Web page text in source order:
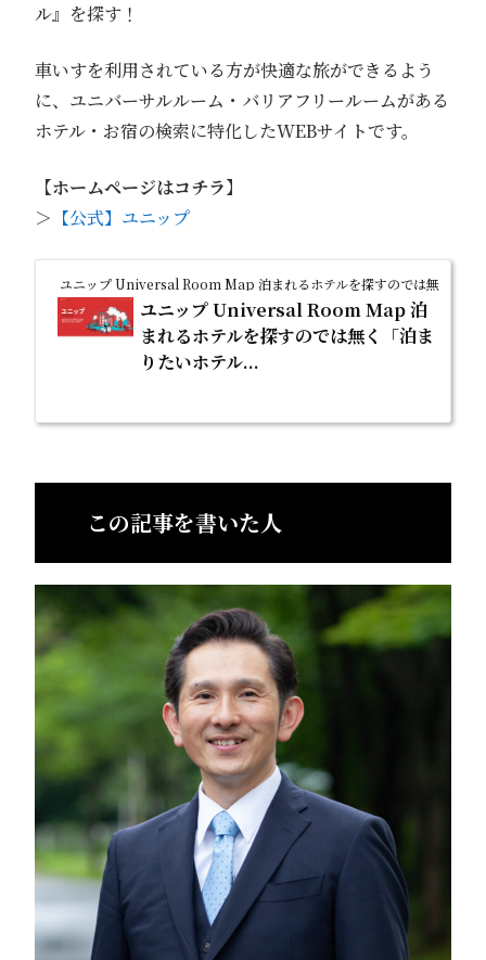
ル』を探す！
車いすを利用されている方が快適な旅ができるよう
に、ユニバーサルルーム・バリアフリールームがある
ホテル・お宿の検索に特化したWEBサイトです。
【ホームページはコチラ】
＞ 【公式】ユニップ
ユニップ Universal Room Map 泊まれるホテルを探すのでは無く「泊
ユニップ Universal Room Map 泊
まれるホテルを探すのでは無く「泊ま
りたいホテル...
この記事を書いた人